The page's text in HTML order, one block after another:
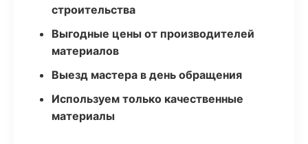
строительства
Выгодные цены от производителей
материалов
Выезд мастера в день обращения
Используем только качественные
материалы